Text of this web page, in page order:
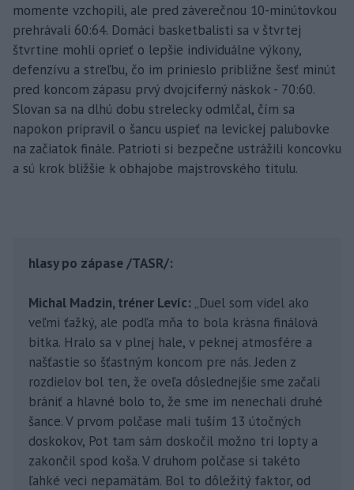
momente vzchopili, ale pred záverečnou 10-minútovkou
prehrávali 60:64. Domáci basketbalisti sa v štvrtej
štvrtine mohli oprieť o lepšie individuálne výkony,
defenzívu a streľbu, čo im prinieslo približne šesť minút
pred koncom zápasu prvý dvojciferný náskok - 70:60.
Slovan sa na dlhú dobu strelecky odmlčal, čím sa
napokon pripravil o šancu uspieť na levickej palubovke
na začiatok finále. Patrioti si bezpečne ustrážili koncovku
a sú krok bližšie k obhajobe majstrovského titulu.
hlasy po zápase /TASR/:
Michal Madzin, tréner Levíc: „Duel som videl ako
veľmi ťažký, ale podľa mňa to bola krásna finálová
bitka. Hralo sa v plnej hale, v peknej atmosfére a
našťastie so šťastným koncom pre nás. Jeden z
rozdielov bol ten, že oveľa dôslednejšie sme začali
brániť a hlavné bolo to, že sme im nenechali druhé
šance. V prvom polčase mali tuším 13 útočných
doskokov, Pot tam sám doskočil možno tri lopty a
zakončil spod koša. V druhom polčase si takéto
ľahké veci nepamätám. Bol to dôležitý faktor, od